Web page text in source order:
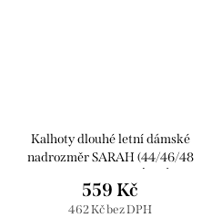
Kalhoty dlouhé letní dámské
nadrozměr SARAH (44/46/48
IMD26094586/DUR
462 Kč bez DPH
559 Kč